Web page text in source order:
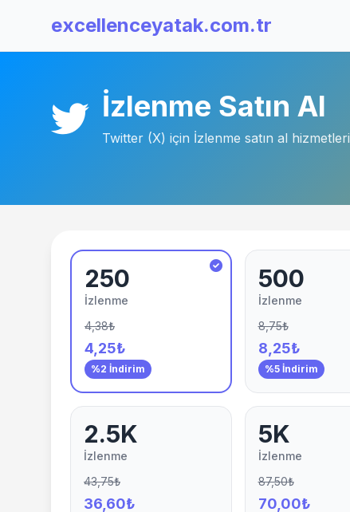
excellenceyatak.com.tr
İzlenme Satın Al
Twitter (X) için İzlenme satın al hizmetleri
250
İzlenme
4,38₺
4,25₺
%2 İndirim
500
İzlenme
8,75₺
8,25₺
%5 İndirim
2.5K
İzlenme
43,75₺
36,60₺
5K
İzlenme
87,50₺
70,00₺